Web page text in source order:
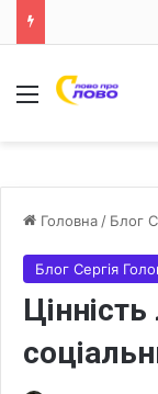
Меню
Головна / Блог
Блог Сергія